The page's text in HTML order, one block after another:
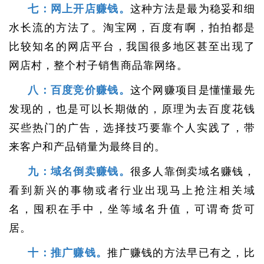
七：网上开店赚钱。 这种方法是最为稳妥和细
水长流的方法了。淘宝网，百度有啊，拍拍都是
比较知名的网店平台，我国很多地区甚至出现了
网店村，整个村子销售商品靠网络。
八：百度竞价赚钱。 这个网赚项目是懂懂最先
发现的，也是可以长期做的，原理为去百度花钱
买些热门的广告，选择技巧要靠个人实践了，带
来客户和产品销量为最终目的。
九：域名倒卖赚钱。 很多人靠倒卖域名赚钱，
看到新兴的事物或者行业出现马上抢注相关域
名，囤积在手中，坐等域名升值，可谓奇货可
居。
十：推广赚钱。推广赚钱的方法早已有之，比